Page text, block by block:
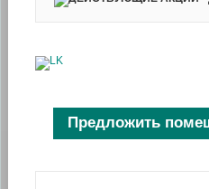
Предложить